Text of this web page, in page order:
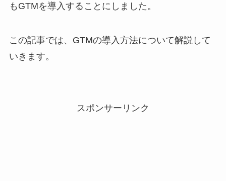
もGTMを導入することにしました。
この記事では、GTMの導入方法について解説して
いきます。
スポンサーリンク